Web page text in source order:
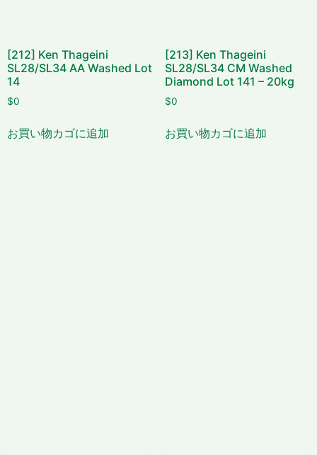
[212] Ken Thageini
SL28/SL34 AA Washed Lot
14
$0
お買い物カゴに追加
[213] Ken Thageini
SL28/SL34 CM Washed
Diamond Lot 141 – 20kg
$0
お買い物カゴに追加